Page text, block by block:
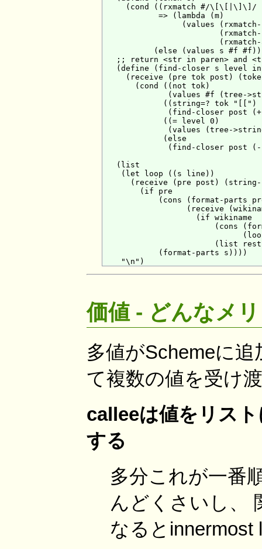
(cond ((rxmatch #/\[\[|\]\]/
            => (lambda (m)
(values
(else (values s #f
;; return <str in paren> and
(define (find-closer s level
(receive (pre tok post)
       (cond ((not tok)
(values #f (tree-
             ((string=? tok "[[")
(find-closer post
             ((= level 0)
(values (tree-
             (else
(find-closer post
   (list
    (let loop ((s line))
(receive (pre post)
        (if pre
(cons (format-parts
(receive
                    (if wikiname
(cons
(list
            (format-parts s))))
価値 - どんなメ
多値がSchemeに
て複数の値を受け
calleeは値をリス
する
多分これが一番
んどくさいし、
なるとinnermost